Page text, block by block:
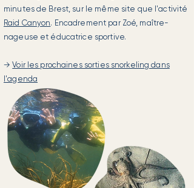
minutes de Brest, sur le même site que l'activité
Raid Canyon. Encadrement par Zoé, maître-
nageuse et éducatrice sportive.
→Voir les prochaines sorties snorkeling dans
l'agenda